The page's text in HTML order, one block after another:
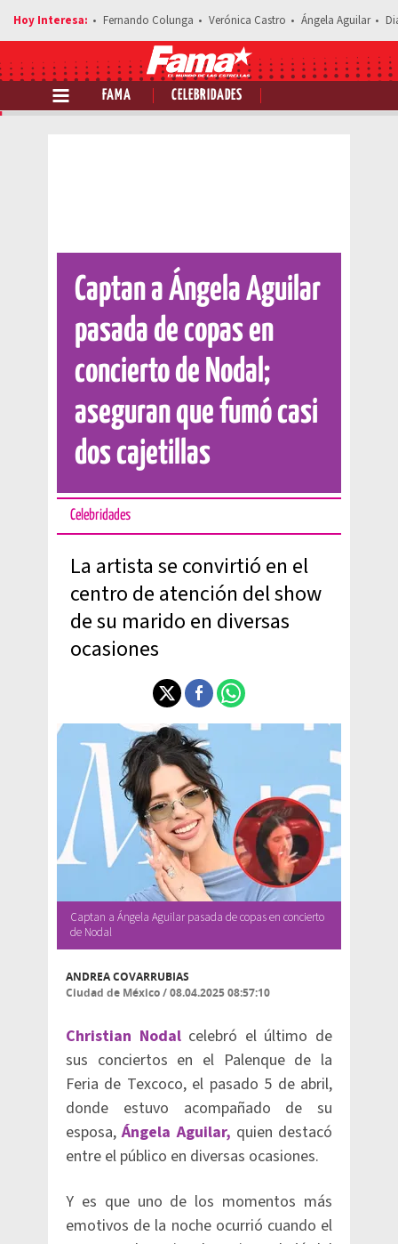
Fernando Colunga Verónica Castro Ángela Aguilar
FAMA CELEBRIDADES
Comparte esta noticia
Captan a Ángela Aguilar
pasada de copas en
concierto de Nodal;
aseguran que fumó casi
dos cajetillas
Celebridades
La artista se convirtió en el
centro de atención del show
de su marido en diversas
ocasiones
Captan a Ángela Aguilar pasada de copas en concierto
de Nodal
ANDREA COVARRUBIAS
Ciudad de México/08.04.2025 08:57:10
Christian Nodalcelebró el último de
sus conciertos en el Palenque de la
Feria de Texcoco, el pasado 5 de abril,
donde estuvo acompañado de su
esposa,Ángela Aguilar, quien destacó
entre el público en diversas ocasiones.
Y es que uno de los momentos más
emotivos de la noche ocurrió cuando el